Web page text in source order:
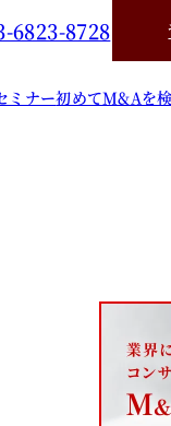
6823-8728
ミナー初めてM&Aを